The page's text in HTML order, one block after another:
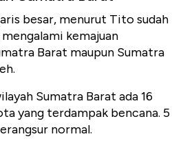
besar, menurut Tito sudah
kemajuan
Barat maupun Sumatra
Sumatra Barat ada 16
yang terdampak bencana. 5
normal.